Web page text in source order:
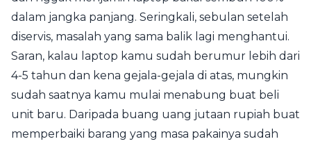
dalam jangka panjang. Seringkali, sebulan setelah
diservis, masalah yang sama balik lagi menghantui.
Saran, kalau laptop kamu sudah berumur lebih dari
4-5 tahun dan kena gejala-gejala di atas, mungkin
sudah saatnya kamu mulai menabung buat beli
unit baru. Daripada buang uang jutaan rupiah buat
memperbaiki barang yang masa pakainya sudah